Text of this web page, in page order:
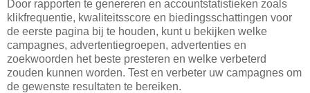
Door rapporten te genereren en accountstatistieken zoals
klikfrequentie, kwaliteitsscore en biedingsschattingen voor
de eerste pagina bij te houden, kunt u bekijken welke
campagnes, advertentiegroepen, advertenties en
zoekwoorden het beste presteren en welke verbeterd
zouden kunnen worden. Test en verbeter uw campagnes om
de gewenste resultaten te bereiken.